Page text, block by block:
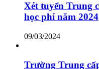
Xét tuyển Trung
học phí năm 2024
09/03/2024
Trường Trung